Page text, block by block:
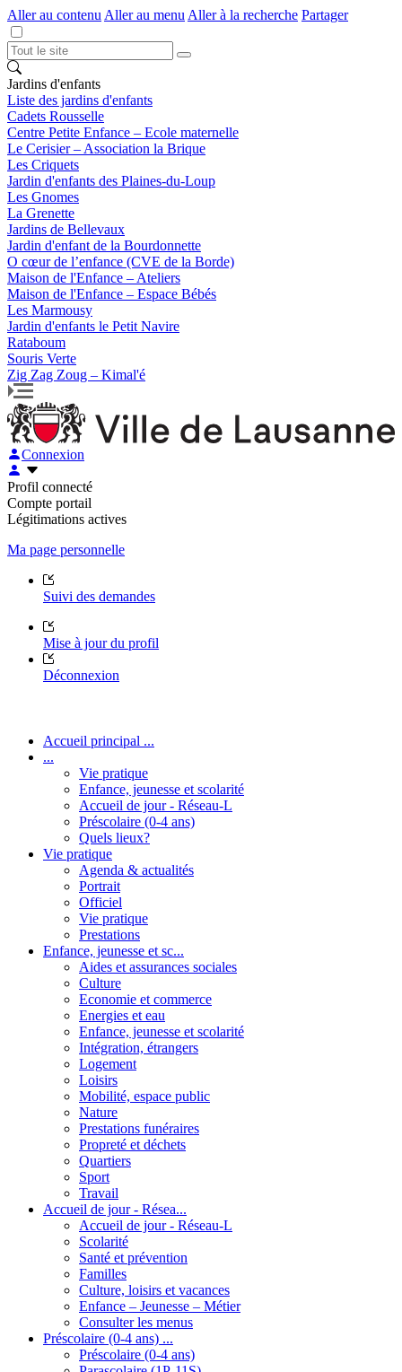
Aller au contenu Aller au menu Aller à la recherche Partager
Jardins d'enfants
Liste des jardins d'enfants
Cadets Rousselle
Centre Petite Enfance – Ecole maternelle
Le Cerisier – Association la Brique
Les Criquets
Jardin d'enfants des Plaines-du-Loup
Les Gnomes
La Grenette
Jardins de Bellevaux
Jardin d'enfant de la Bourdonnette
O cœur de l’enfance (CVE de la Borde)
Maison de l'Enfance – Ateliers
Maison de l'Enfance – Espace Bébés
Les Marmousy
Jardin d'enfants le Petit Navire
Rataboum
Souris Verte
Zig Zag Zoug – Kimal'é
Connexion
Profil connecté
Compte portail
Légitimations actives
Ma page personnelle
Suivi des demandes
Mise à jour du profil
Déconnexion
Accueil principal ...
...
Vie pratique
Enfance, jeunesse et scolarité
Accueil de jour - Réseau-L
Préscolaire (0-4 ans)
Quels lieux?
Vie pratique
Agenda & actualités
Portrait
Officiel
Vie pratique
Prestations
Enfance, jeunesse et sc...
Aides et assurances sociales
Culture
Economie et commerce
Energies et eau
Enfance, jeunesse et scolarité
Intégration, étrangers
Logement
Loisirs
Mobilité, espace public
Nature
Prestations funéraires
Propreté et déchets
Quartiers
Sport
Travail
Accueil de jour - Résea...
Accueil de jour - Réseau-L
Scolarité
Santé et prévention
Familles
Culture, loisirs et vacances
Enfance – Jeunesse – Métier
Consulter les menus
Préscolaire (0-4 ans) ...
Préscolaire (0-4 ans)